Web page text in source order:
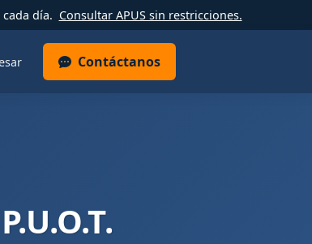
día. Consultar APUS sin restricciones.
Contáctanos